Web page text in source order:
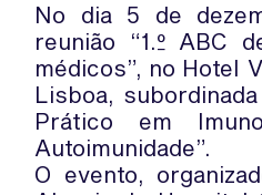
No dia 5 de
reunião “1.º ABC
médicos”, no Hotel
Lisboa,
Prático em
Autoimunidade”.
O evento,